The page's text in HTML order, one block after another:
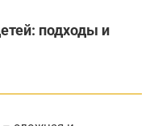
подходы и